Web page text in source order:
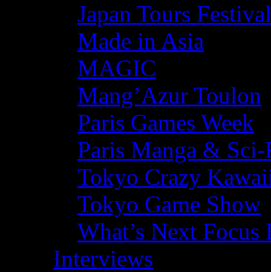
Japan Tours Festival
Made in Asia
MAGIC
Mang’Azur Toulon
Paris Games Week
Paris Manga &
Tokyo Crazy
Tokyo Game Show
What’s Next
Interviews